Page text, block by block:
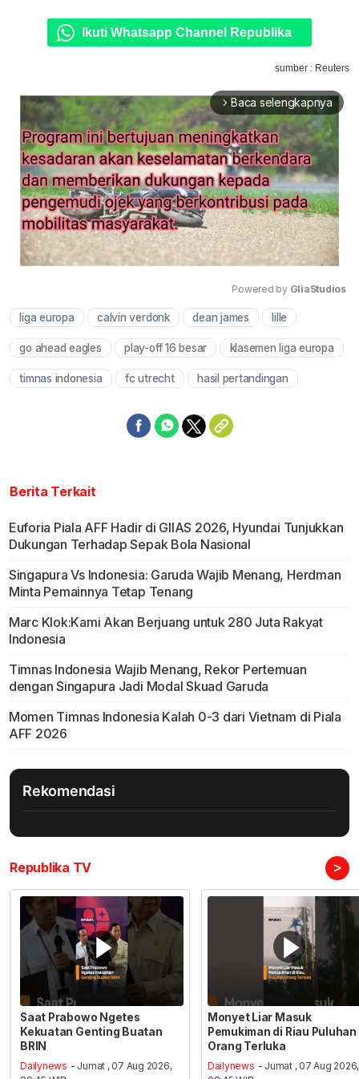
Ikuti Whatsapp Channel Republika
sumber : Reuters
arrow_forward_ios Baca selengkapnya
Mute
Powered by GliaStudios
liga europa calvin verdonk dean james lille
go ahead eagles play-off 16 besar klasemen liga europa
timnas indonesia fc utrecht hasil pertandingan
Berita Terkait
Euforia Piala AFF Hadir di GIIAS 2026, Hyundai Tunjukkan
Dukungan Terhadap Sepak Bola Nasional
Singapura Vs Indonesia: Garuda Wajib Menang, Herdman
Minta Pemainnya Tetap Tenang
Marc Klok:Kami Akan Berjuang untuk 280 Juta Rakyat
Indonesia
Timnas Indonesia Wajib Menang, Rekor Pertemuan
dengan Singapura Jadi Modal Skuad Garuda
Momen Timnas Indonesia Kalah 0-3 dari Vietnam di Piala
AFF 2026
Rekomendasi
Republika TV >
Saat Prabowo Ngetes
Kekuatan Genting Buatan
BRIN
Dailynews - Jumat , 07 Aug 2026,
Monyet Liar Masuk
Pemukiman di Riau Puluhan
Orang Terluka
Dailynews - Jumat , 07 Aug 2026,